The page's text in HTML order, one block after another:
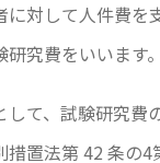
に対して人件費を
究費をいいます。
て、試験研究費
措置法第 42 条の4